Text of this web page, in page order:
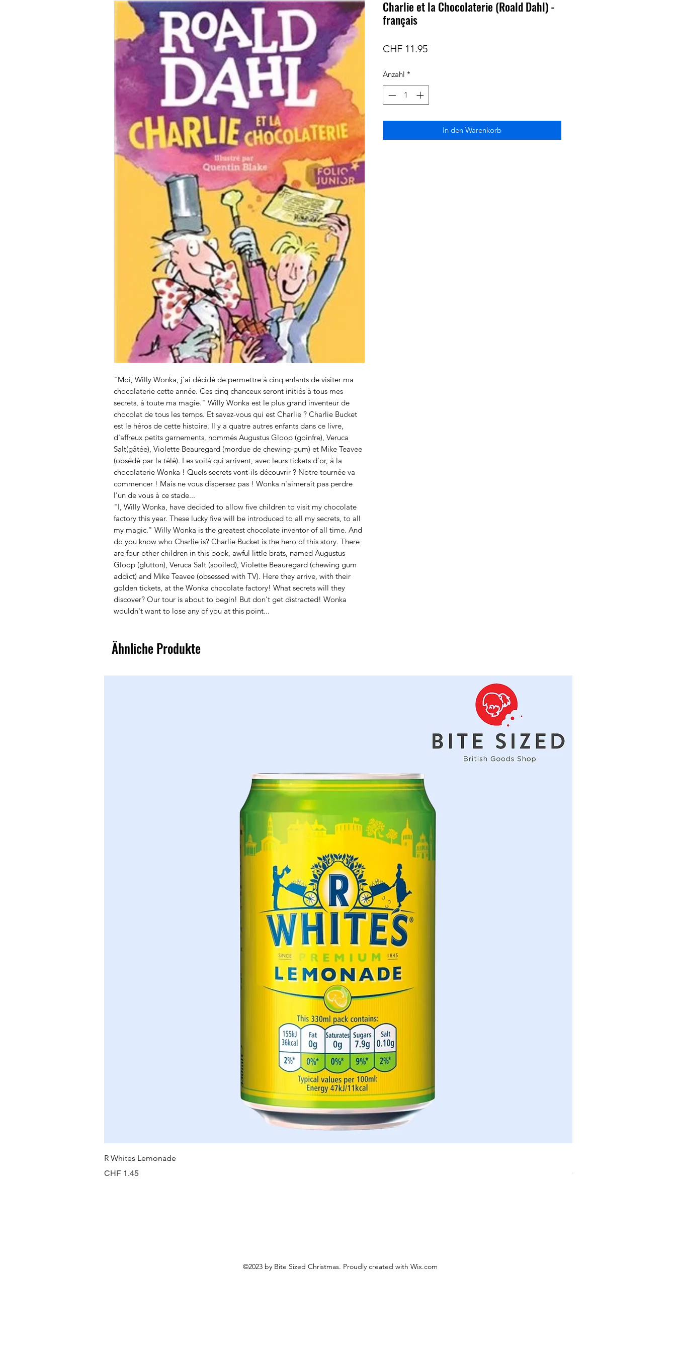
"Moi, Willy Wonka, j'ai décidé de permettre à cinq enfants de visiter ma
chocolaterie cette année. Ces cinq chanceux seront initiés à tous mes
secrets, à toute ma magie." Willy Wonka est le plus grand inventeur de
chocolat de tous les temps. Et savez-vous qui est Charlie ? Charlie Bucket
est le héros de cette histoire. Il y a quatre autres enfants dans ce livre,
d'affreux petits garnements, nommés Augustus Gloop (goinfre), Veruca
Salt(gâtée), Violette Beauregard (mordue de chewing-gum) et Mike Teavee
(obsédé par la télé). Les voilà qui arrivent, avec leurs tickets d'or, à la
chocolaterie Wonka ! Quels secrets vont-ils découvrir ? Notre tournée va
commencer ! Mais ne vous dispersez pas ! Wonka n'aimerait pas perdre
l'un de vous à ce stade...
"I, Willy Wonka, have decided to allow five children to visit my chocolate
factory this year. These lucky five will be introduced to all my secrets, to all
my magic." Willy Wonka is the greatest chocolate inventor of all time. And
do you know who Charlie is? Charlie Bucket is the hero of this story. There
are four other children in this book, awful little brats, named Augustus
Gloop (glutton), Veruca Salt (spoiled), Violette Beauregard (chewing gum
addict) and Mike Teavee (obsessed with TV). Here they arrive, with their
golden tickets, at the Wonka chocolate factory! What secrets will they
discover? Our tour is about to begin! But don't get distracted! Wonka
wouldn't want to lose any of you at this point...
Charlie et la Chocolaterie (Roald Dahl) -
français
CHF 11.95Preis
Anzahl *
In den Warenkorb
Ähnliche Produkte
R Whites Lemonade
Preis
CHF 1.45
Preis
CHF 7.85
©2023 by Bite Sized Christmas. Proudly created with Wix.com